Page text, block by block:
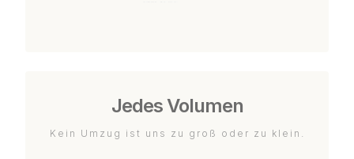
Jedes Volumen
Kein Umzug ist uns zu groß oder zu klein.